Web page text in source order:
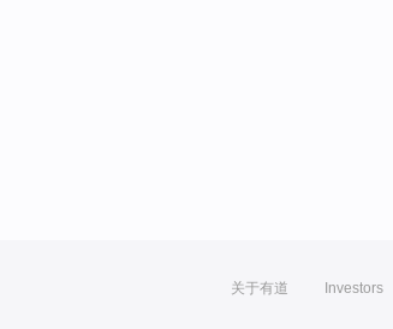
关于有道 Investors